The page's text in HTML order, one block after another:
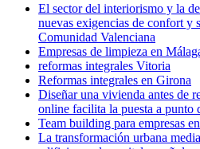
El sector del interiorismo y la
nuevas exigencias de confort y
Comunidad Valenciana
Empresas de limpieza en
reformas integrales Vitoria
Reformas integrales en Girona
Diseñar una vivienda antes de
online facilita la puesta a punto
Team building para empresas
La transformación urbana